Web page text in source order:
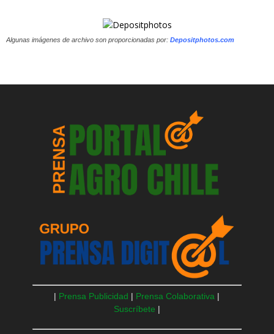
Algunas imágenes de archivo son proporcionadas por: Depositphotos.com
| Prensa Publicidad | Prensa Colaborativa |
Suscríbete |